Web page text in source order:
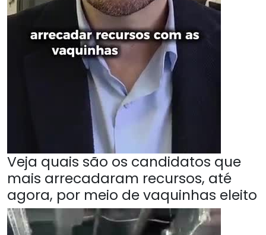
Veja quais são os candidatos que
mais arrecadaram recursos, até
agora, por meio de vaquinhas eleito